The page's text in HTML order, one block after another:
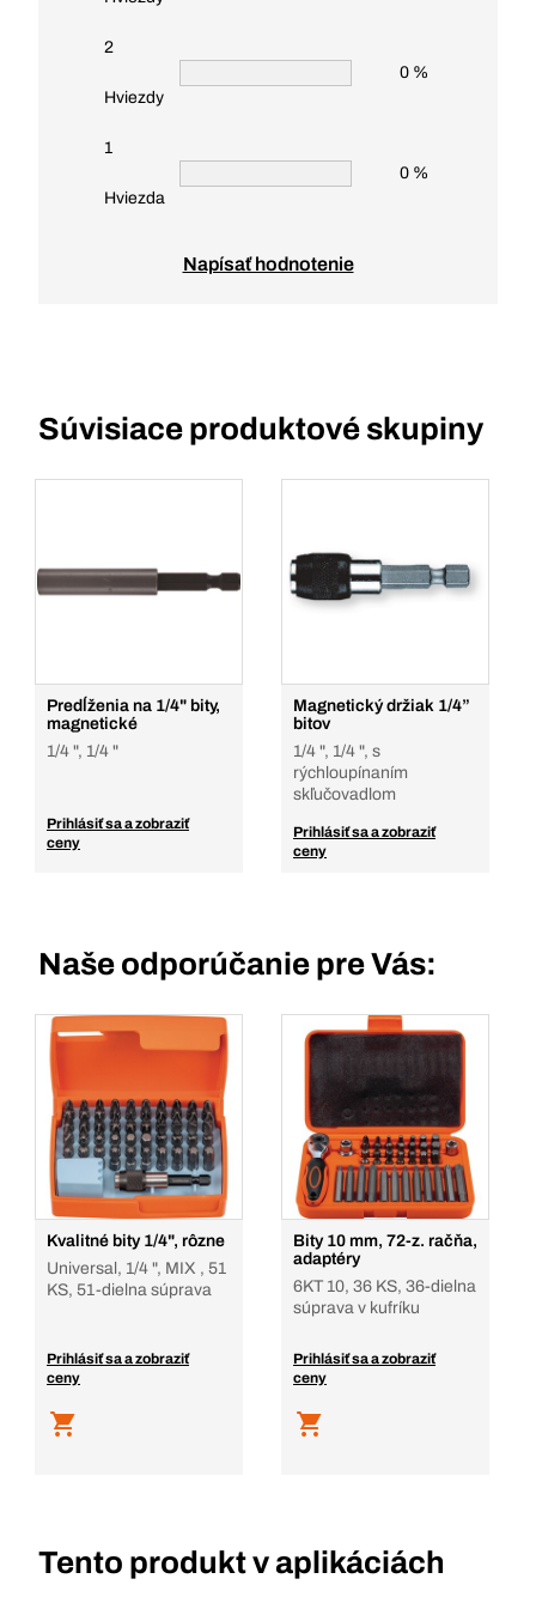
2
Hviezdy
0 %
1
Hviezda
0 %
Napísať hodnotenie
Súvisiace produktové skupiny
Predĺženia na 1/4" bity,
magnetické
1/4 ", 1/4 "
Prihlásiť sa a zobraziť
ceny
Magnetický držiak 1/4”
bitov
1/4 ", 1/4 ", s
rýchloupínaním
skľučovadlom
Prihlásiť sa a zobraziť
ceny
Naše odporúčanie pre Vás:
Kvalitné bity 1/4", rôzne
Universal, 1/4 ", MIX , 51
KS, 51-dielna súprava
Prihlásiť sa a zobraziť
ceny
Bity 10 mm, 72-z. račňa,
adaptéry
6KT 10, 36 KS, 36-dielna
súprava v kufríku
Prihlásiť sa a zobraziť
ceny
Tento produkt v aplikáciách